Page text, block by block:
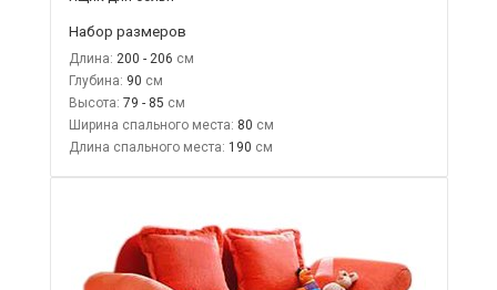
Набор размеров
Длина: 200 - 206
Глубина: 90
Высота: 79 - 85
Ширина спального места: 80
Длина спального места: 190